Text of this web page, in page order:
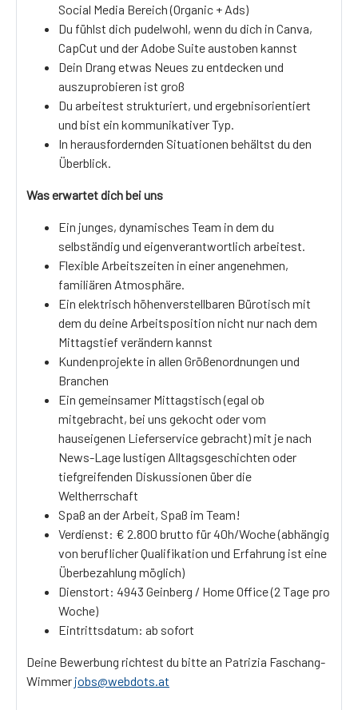
Social Media Bereich (Organic + Ads)
Du fühlst dich pudelwohl, wenn du dich in Canva,
CapCut und der Adobe Suite austoben kannst
Dein Drang etwas Neues zu entdecken und
auszuprobieren ist groß
Du arbeitest strukturiert, und ergebnisorientiert
und bist ein kommunikativer Typ.
In herausfordernden Situationen behältst du den
Überblick.
Was erwartet dich bei uns
Ein junges, dynamisches Team in dem du
selbständig und eigenverantwortlich arbeitest.
Flexible Arbeitszeiten in einer angenehmen,
familiären Atmosphäre.
Ein elektrisch höhenverstellbaren Bürotisch mit
dem du deine Arbeitsposition nicht nur nach dem
Mittagstief verändern kannst
Kundenprojekte in allen Größenordnungen und
Branchen
Ein gemeinsamer Mittagstisch (egal ob
mitgebracht, bei uns gekocht oder vom
hauseigenen Lieferservice gebracht) mit je nach
News-Lage lustigen Alltagsgeschichten oder
tiefgreifenden Diskussionen über die
Weltherrschaft
Spaß an der Arbeit, Spaß im Team!
Verdienst: € 2.800 brutto für 40h/Woche (abhängig
von beruflicher Qualifikation und Erfahrung ist eine
Überbezahlung möglich)
Dienstort: 4943 Geinberg / Home Office (2 Tage pro
Woche)
Eintrittsdatum: ab sofort
Deine Bewerbung richtest du bitte an Patrizia Faschang-
Wimmer jobs@webdots.at